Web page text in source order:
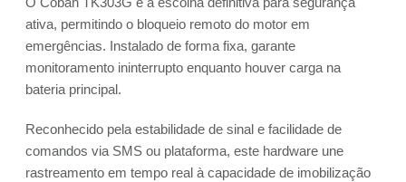
ativa, permitindo o bloqueio remoto do motor em
emergências. Instalado de forma fixa, garante
monitoramento ininterrupto enquanto houver carga na
bateria principal.
Reconhecido pela estabilidade de sinal e facilidade de
comandos via SMS ou plataforma, este hardware une
rastreamento em tempo real à capacidade de imobilização